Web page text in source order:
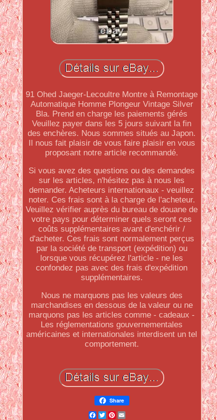
91 Ohed Jaeger-Lecoultre Montre à Remontage
Automatique Homme Plongeur Vintage Silver
Bla. Prend en charge les paiements gérés
Veuillez payer dans les 5 jours suivant la fin
des enchères. Nous sommes situés au Japon.
Il nous fait plaisir de vous faire plaisir en vous
proposant notre article recommandé.
Si vous avez des questions ou des demandes
sur les articles, n'hésitez pas à nous les
demander. Acheteurs internationaux - veuillez
noter. Ces frais sont à la charge de l'acheteur.
Veuillez vérifier auprès du bureau de douane de
votre pays pour déterminer quels seront ces
coûts supplémentaires avant d'enchérir /
d'acheter. Ces frais sont normalement perçus
par la société de transport (expédition) ou
lorsque vous récupérez l'article - ne les
confondez pas avec des frais d'expédition
supplémentaires.
Nous ne marquons pas les valeurs des
marchandises en dessous de la valeur ou ne
marquons pas les articles comme - cadeaux -
Les réglementations gouvernementales
américaines et internationales interdisent un tel
comportement.
Share
Facebook
Twitter
Pinterest
Email